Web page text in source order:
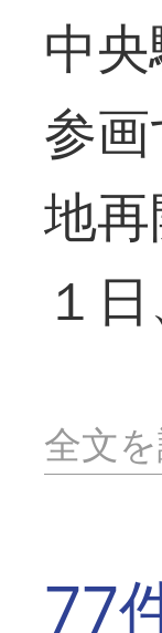
中
参
地
１
全文
77